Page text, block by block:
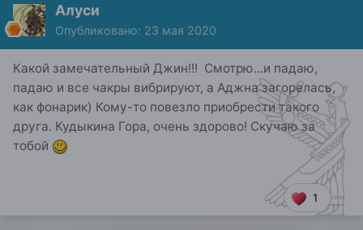
Алуси
Опубликовано: 23 мая 2020
Какой замечательный Джин!!! Смотрю...и падаю,
падаю и все чакры вибрируют, а Аджна загорелась,
как фонарик) Кому-то повезло приобрести такого
друга. Кудыкина Гора, очень здорово! Скучаю за
тобой
1